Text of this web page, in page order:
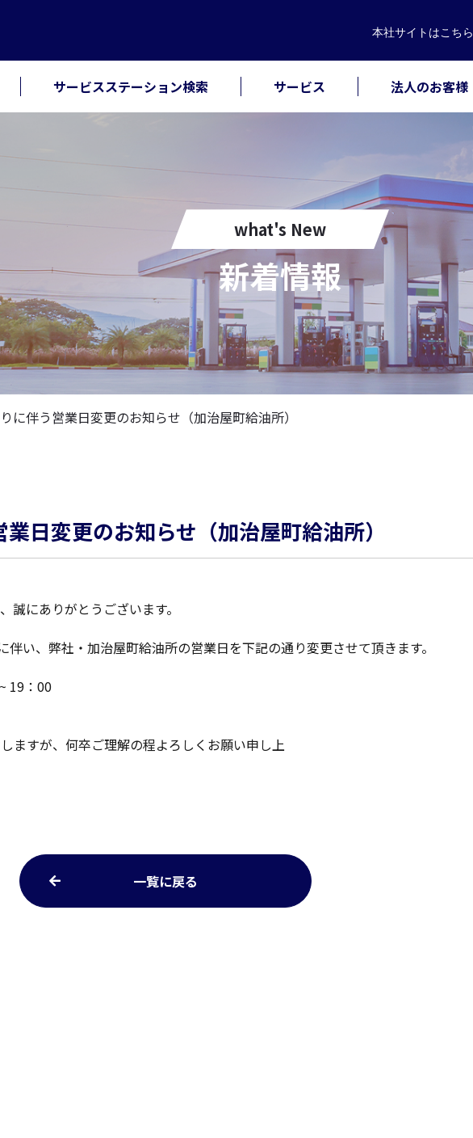
本社サイト はこちら
サービスステーション検索 サービス 法人のお客様
what's New
新着情報
に伴う営業日変更のお知らせ（加治屋町給油所）
日変更のお知らせ（加治屋町給油所）
誠にありがとうございます。
い、弊社・加治屋町給油所の営業日を下記の通り変更させて頂きます。
19：00
ますが、何卒ご理解の程よろしくお願い申し上
一覧に戻る